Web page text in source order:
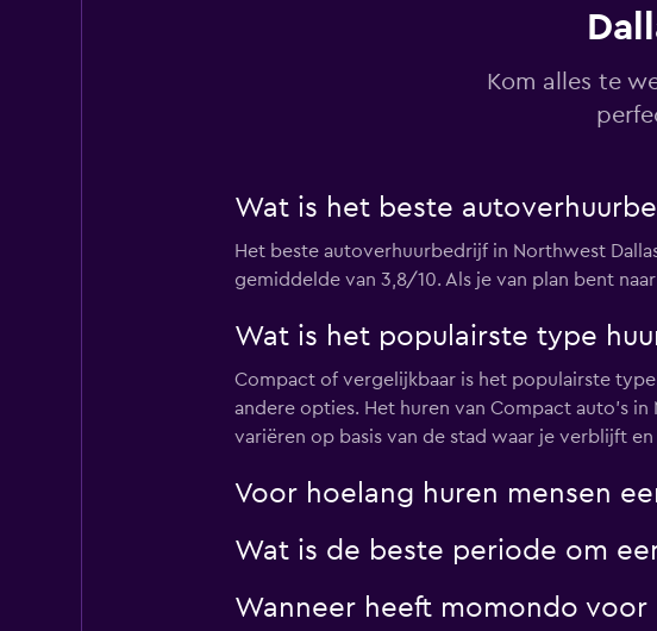
1 locatie
1 locatie
Kom alles te
Wat is het beste
Het beste autoverhuurbedrijf in Northwest
gemiddelde van 3,8/10. Als je van plan bent
Wat is het populairste type
Compact of vergelijkbaar is het populairste
andere opties. Het huren van Compact auto's
variëren op basis van de stad waar je verblijft
Voor hoelang huren mensen
Wat is de beste periode om
Wanneer heeft momondo